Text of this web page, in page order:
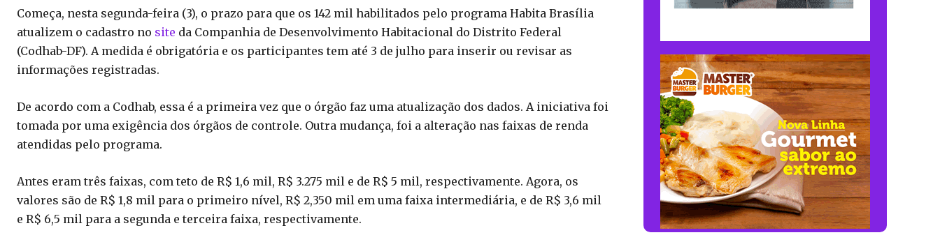
Começa, nesta segunda-feira (3), o prazo para que os 142 mil habilitados pelo programa Habita Brasília
atualizem o cadastro no site da Companhia de Desenvolvimento Habitacional do Distrito Federal
(Codhab-DF). A medida é obrigatória e os participantes tem até 3 de julho para inserir ou revisar as
informações registradas.
De acordo com a Codhab, essa é a primeira vez que o órgão faz uma atualização dos dados. A iniciativa foi
tomada por uma exigência dos órgãos de controle. Outra mudança, foi a alteração nas faixas de renda
atendidas pelo programa.
Antes eram três faixas, com teto de R$ 1,6 mil, R$ 3.275 mil e de R$ 5 mil, respectivamente. Agora, os
valores são de R$ 1,8 mil para o primeiro nível, R$ 2,350 mil em uma faixa intermediária, e de R$ 3,6 mil
e R$ 6,5 mil para a segunda e terceira faixa, respectivamente.